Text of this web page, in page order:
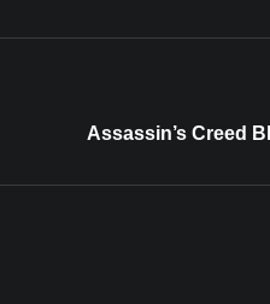
Assassin’s Creed